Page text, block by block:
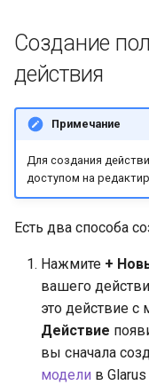
я
п
о
а
Встраивание
Создание
действия
Примечание
Для создания
доступом на
Есть два способа
Нажмите +
вашего
это действие
Действие
вы сначала
модели в